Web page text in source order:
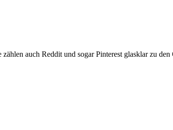
auch Reddit und sogar Pinterest glasklar zu